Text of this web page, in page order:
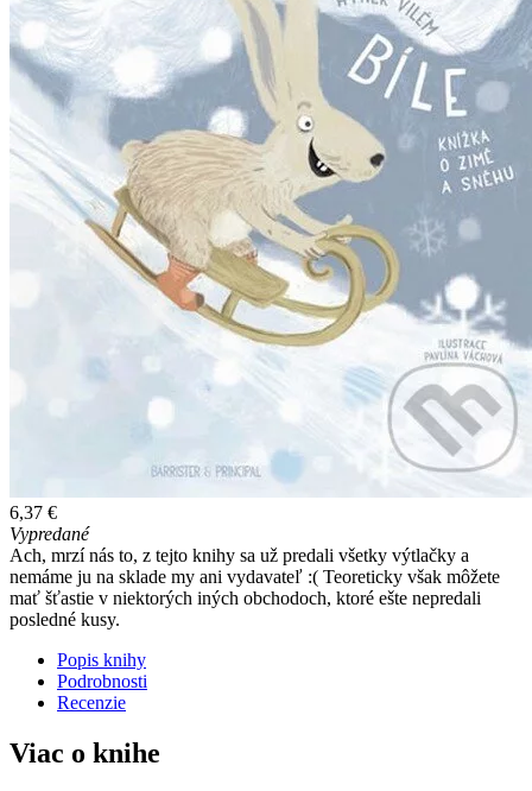
6,37 €
Vypredané
Ach, mrzí nás to, z tejto knihy sa už predali všetky výtlačky a
nemáme ju na sklade my ani vydavateľ :( Teoreticky však môžete
mať šťastie v niektorých iných obchodoch, ktoré ešte nepredali
posledné kusy.
Popis knihy
Podrobnosti
Recenzie
Viac o knihe